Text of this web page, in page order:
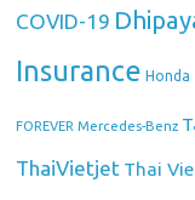
COVID-19
Insurance Honda
FOREVER Mercedes-Benz
ThaiVietjet Thai